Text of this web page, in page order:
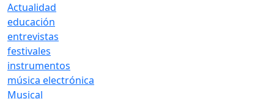
Actualidad
educación
entrevistas
festivales
instrumentos
música electrónica
Musical